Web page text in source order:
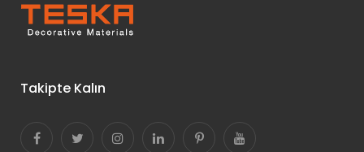
Takipte Kalın